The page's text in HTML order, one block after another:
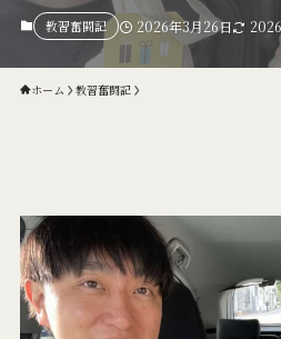
教習奮闘記 2026年3月26日
ホーム 教習奮闘記